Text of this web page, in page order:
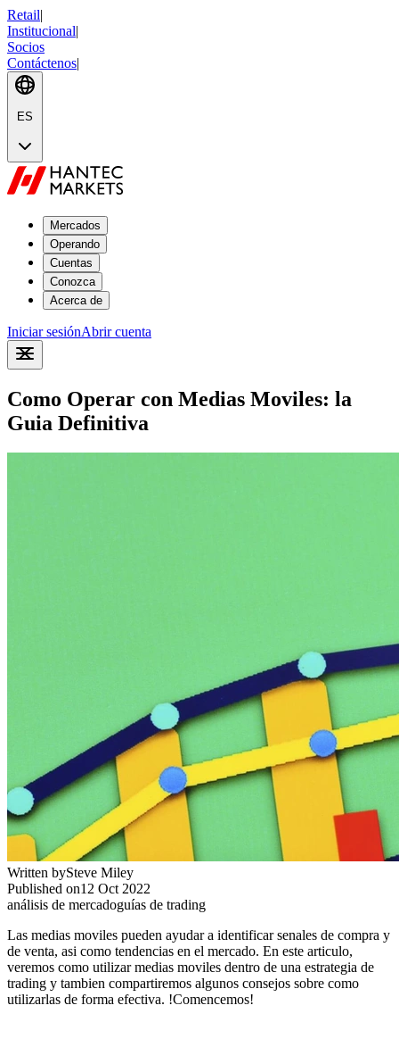
Retail|
Institucional|
Socios
Contáctenos|
ES
Mercados
Operando
Cuentas
Conozca
Acerca de
Iniciar sesiónAbrir cuenta
Como Operar con Medias Moviles: la
Guia Definitiva
Written bySteve Miley
Published on12 Oct 2022
análisis de mercadoguías de trading
Las medias moviles pueden ayudar a identificar senales de compra y
de venta, asi como tendencias en el mercado. En este articulo,
veremos como utilizar medias moviles dentro de una estrategia de
trading y tambien compartiremos algunos consejos sobre como
utilizarlas de forma efectiva. !Comencemos!